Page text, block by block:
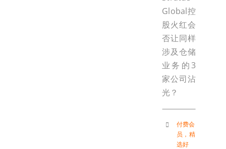
Global控
股火红会
否让同样
涉及仓储
业务的3
家公司沾
光？
付费会
员 ， 精
选好